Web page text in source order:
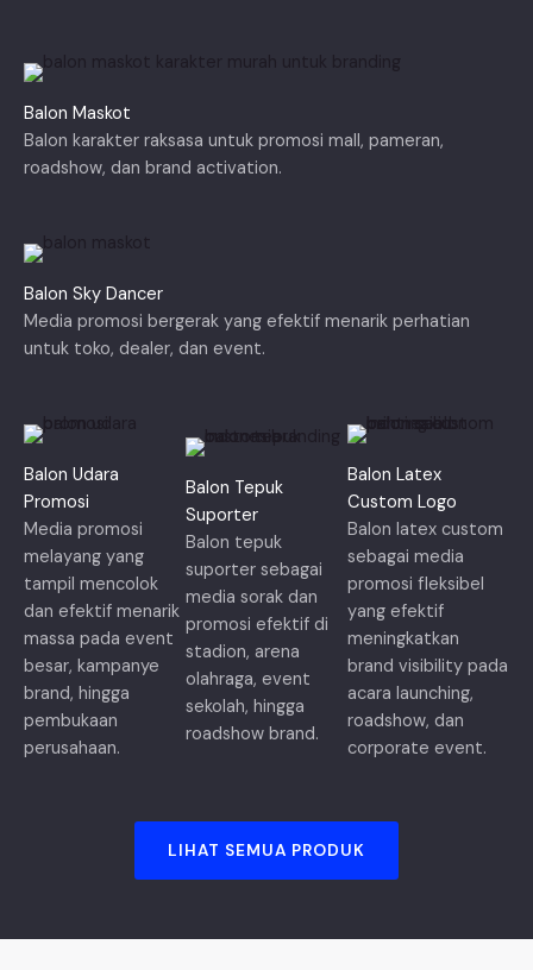
Balon Maskot
Balon karakter raksasa untuk promosi mall, pameran,
roadshow, dan brand activation.
Balon Sky Dancer
Media promosi bergerak yang efektif menarik perhatian
untuk toko, dealer, dan event.
Balon Udara
Promosi
Media promosi
melayang yang
tampil mencolok
dan efektif menarik
massa pada event
besar, kampanye
brand, hingga
pembukaan
perusahaan.
Balon Tepuk
Suporter
Balon tepuk
suporter sebagai
media sorak dan
promosi efektif di
stadion, arena
olahraga, event
sekolah, hingga
roadshow brand.
Balon Latex
Custom Logo
Balon latex custom
sebagai media
promosi fleksibel
yang efektif
meningkatkan
brand visibility pada
acara launching,
roadshow, dan
corporate event.
LIHAT SEMUA PRODUK